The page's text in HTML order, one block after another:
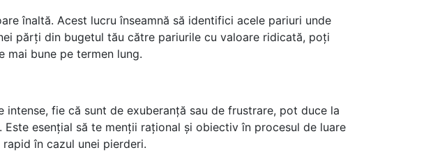
înaltă. Acest lucru înseamnă să identifici acele pariuri unde
părți din bugetul tău către pariurile cu valoare ridicată, poți
mai bune pe termen lung.
fie că sunt de exuberanță sau de frustrare, pot duce la
esențial să te menții rațional și obiectiv în procesul de luare
în cazul unei pierderi.